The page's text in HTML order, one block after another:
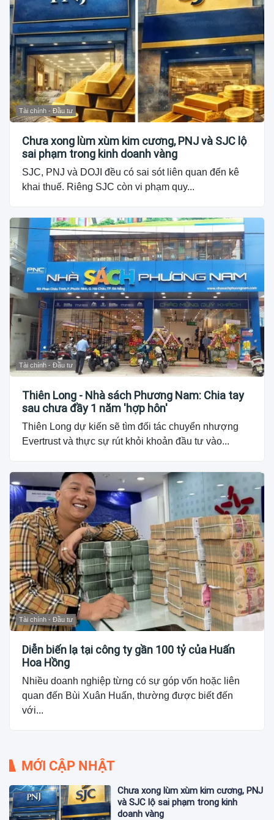
Tài chính - Đầu tư
Chưa xong lùm xùm kim cương, PNJ và SJC lộ
sai phạm trong kinh doanh vàng
SJC, PNJ và DOJI đều có sai sót liên quan đến kê
khai thuế. Riêng SJC còn vi phạm quy...
Tài chính - Đầu tư
Thiên Long - Nhà sách Phương Nam: Chia tay
sau chưa đầy 1 năm 'hợp hôn'
Thiên Long dự kiến sẽ tìm đối tác chuyển nhượng
Evertrust và thực sự rút khỏi khoản đầu tư vào...
Tài chính - Đầu tư
Diễn biến lạ tại công ty gần 100 tỷ của Huấn
Hoa Hồng
Nhiều doanh nghiệp từng có sự góp vốn hoặc liên
quan đến Bùi Xuân Huấn, thường được biết đến
với...
MỚI CẬP NHẬT
Chưa xong lùm xùm kim cương, PNJ
và SJC lộ sai phạm trong kinh
doanh vàng